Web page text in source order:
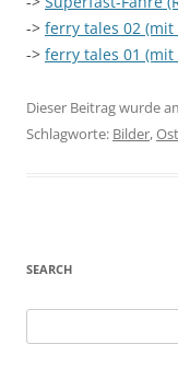
-> ferry tales 02 (mit
-> ferry tales 01
Dieser Beitrag wurde
Schlagworte: Bilder,
SEARCH
u